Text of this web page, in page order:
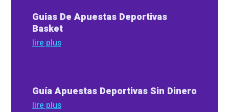
Guias De Apuestas Deportivas
Basket
lire plus
Guía Apuestas Deportivas Sin Dinero
lire plus